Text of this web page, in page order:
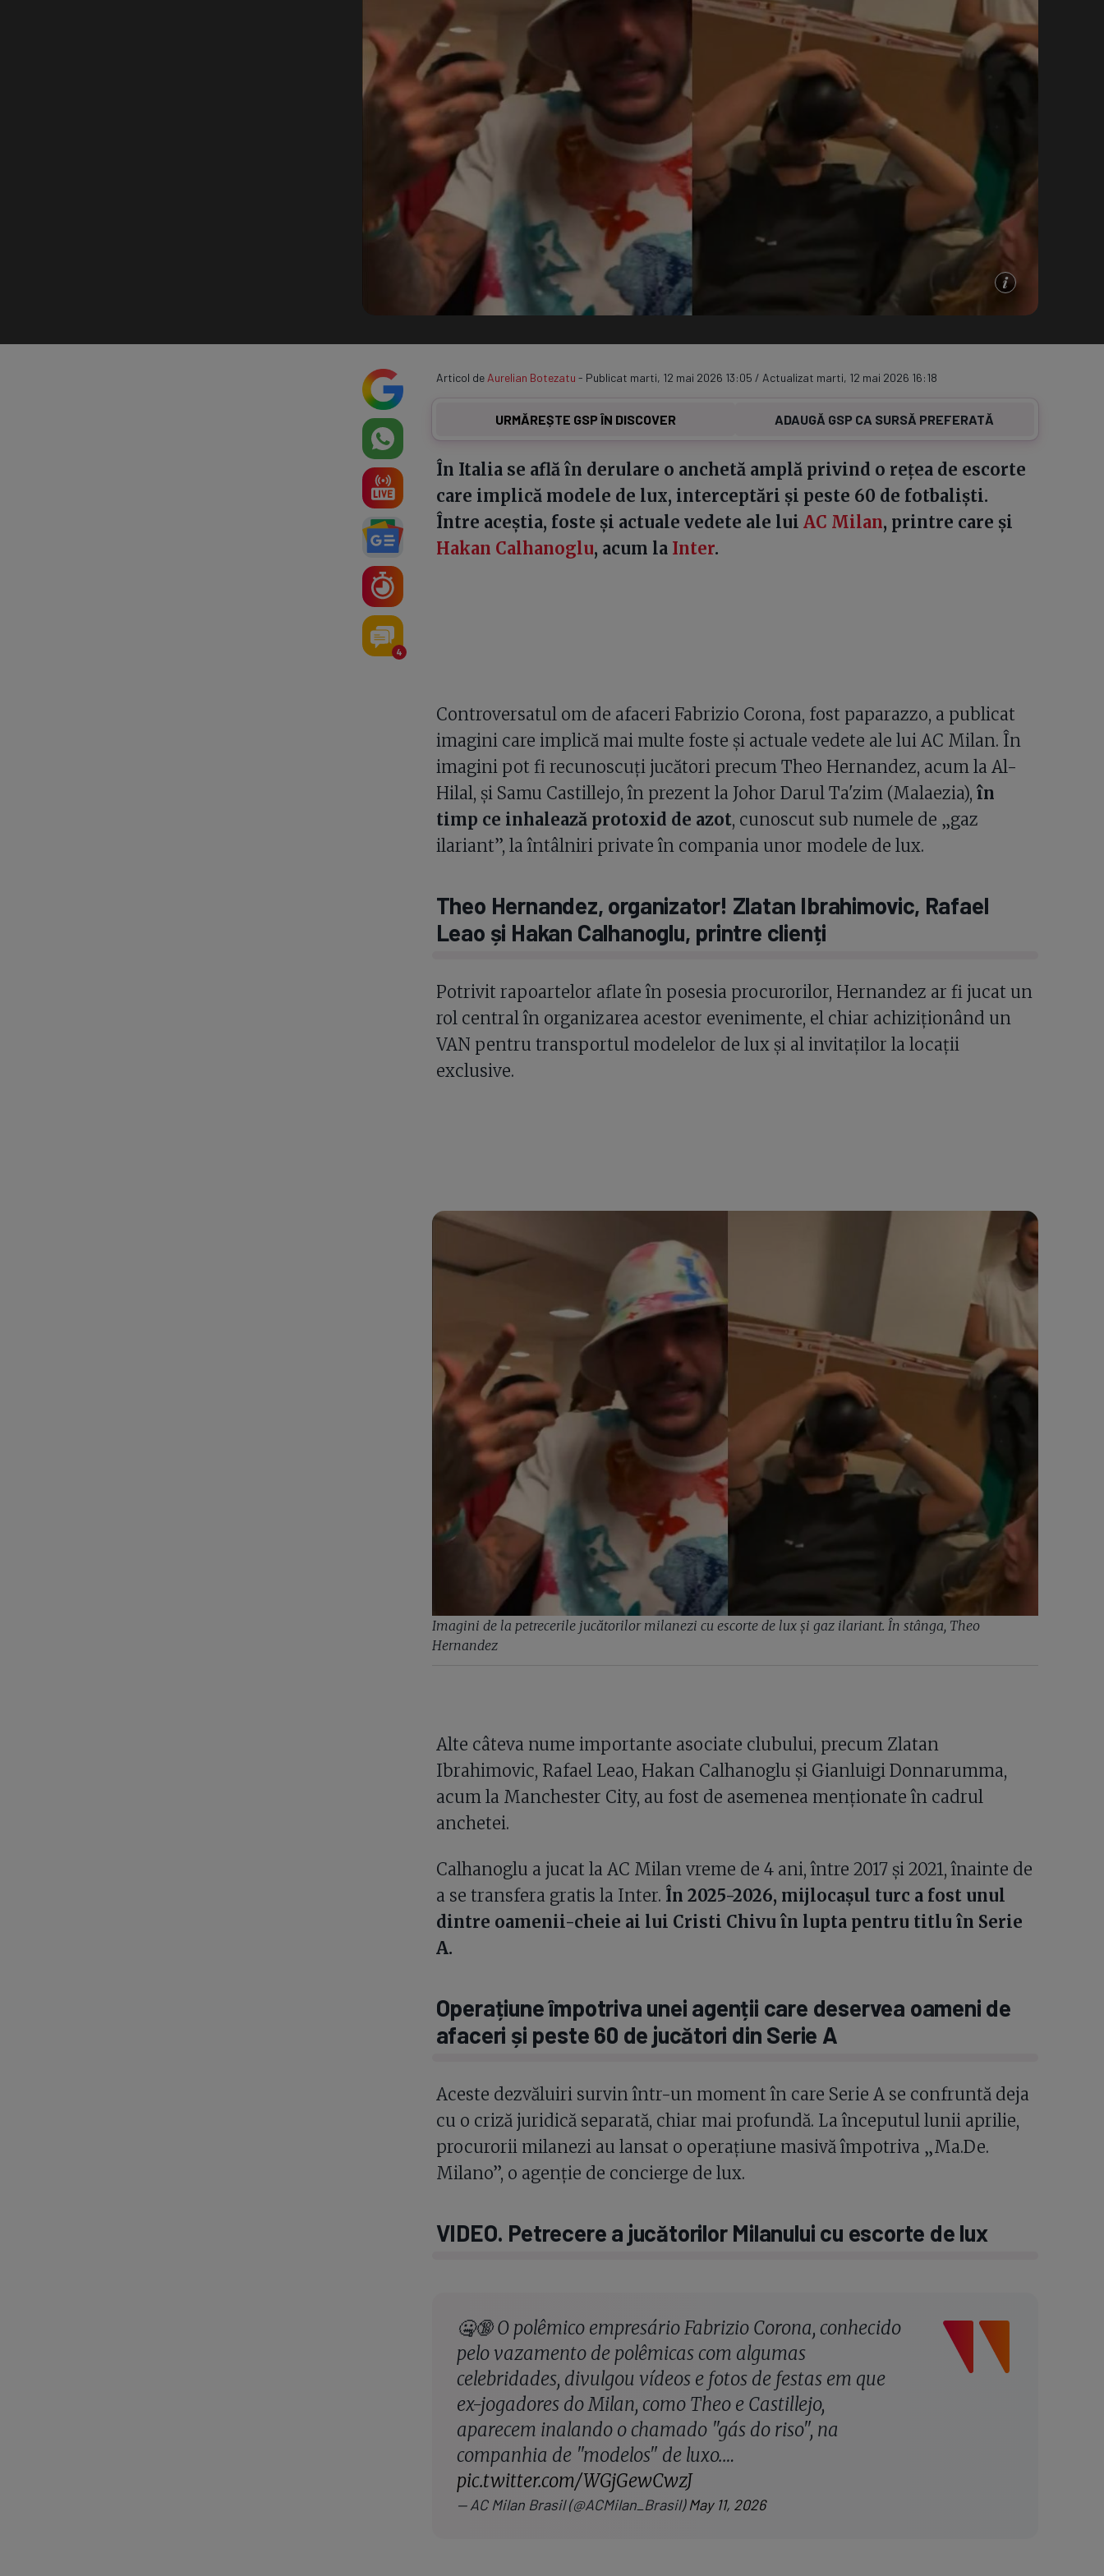
Serie A
Clasament
Program TV
4
Articol de Aurelian Botezatu - Publicat marti, 12 mai 2026 13:05 / Actualizat marti, 12 mai 2026 16:18
URMĂREȘTE GSP ÎN DISCOVER ADAUGĂ GSP CA SURSĂ PREFERATĂ
În Italia se află în derulare o anchetă amplă privind o rețea de escorte
care implică modele de lux, interceptări și peste 60 de fotbaliști.
Între aceștia, foste și actuale vedete ale lui AC Milan, printre care și
Hakan Calhanoglu, acum la Inter.
Controversatul om de afaceri Fabrizio Corona, fost paparazzo, a publicat
imagini care implică mai multe foste și actuale vedete ale lui AC Milan. În
imagini pot fi recunoscuți jucători precum Theo Hernandez, acum la Al-
Hilal, și Samu Castillejo, în prezent la Johor Darul Ta'zim (Malaezia), în
timp ce inhalează protoxid de azot, cunoscut sub numele de „gaz
ilariant”, la întâlniri private în compania unor modele de lux.
Theo Hernandez, organizator! Zlatan Ibrahimovic, Rafael
Leao și Hakan Calhanoglu, printre clienți
Potrivit rapoartelor aflate în posesia procurorilor, Hernandez ar fi jucat un
rol central în organizarea acestor evenimente, el chiar achiziționând un
VAN pentru transportul modelelor de lux și al invitaților la locații
exclusive.
Imagini de la petrecerile jucătorilor milanezi cu escorte de lux și gaz ilariant. În stânga, Theo
Hernandez
Alte câteva nume importante asociate clubului, precum Zlatan
Ibrahimovic, Rafael Leao, Hakan Calhanoglu și Gianluigi Donnarumma,
acum la Manchester City, au fost de asemenea menționate în cadrul
anchetei.
Calhanoglu a jucat la AC Milan vreme de 4 ani, între 2017 și 2021, înainte de
a se transfera gratis la Inter. În 2025-2026, mijlocașul turc a fost unul
dintre oamenii-cheie ai lui Cristi Chivu în lupta pentru titlu în Serie
A.
Operațiune împotriva unei agenții care deservea oameni de
afaceri și peste 60 de jucători din Serie A
Aceste dezvăluiri survin într-un moment în care Serie A se confruntă deja
cu o criză juridică separată, chiar mai profundă. La începutul lunii aprilie,
procurorii milanezi au lansat o operațiune masivă împotriva „Ma.De.
Milano”, o agenție de concierge de lux.
VIDEO. Petrecere a jucătorilor Milanului cu escorte de lux
🤐🔞 O polêmico empresário Fabrizio Corona, conhecido
pelo vazamento de polêmicas com algumas
celebridades, divulgou vídeos e fotos de festas em que
ex-jogadores do Milan, como Theo e Castillejo,
aparecem inalando o chamado "gás do riso", na
companhia de "modelos" de luxo.…
pic.twitter.com/WGjGewCwzJ
— AC Milan Brasil (@ACMilan_Brasil)May 11, 2026